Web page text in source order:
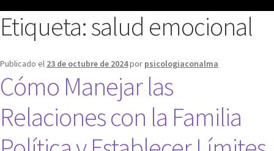
Etiqueta:salud emocional
Publicado el 23 de octubre de 2024por psicologiaconalma
Cómo Manejar las
Relaciones con la Familia